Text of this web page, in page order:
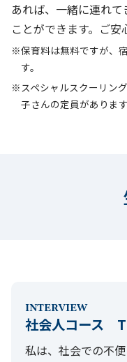
あれば、一緒に連れ
ことができます。ご安
※保育料は無料ですが、
す。
※スペシャルスクーリン
子さんの定員がありま
INTERVIEW
社会人コース
私は、社会での不